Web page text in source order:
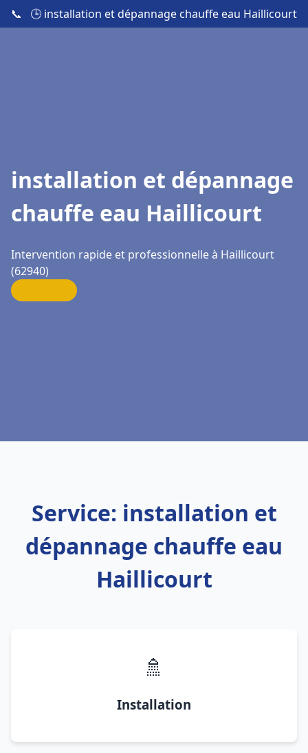
📞 🕒 installation et dépannage chauffe eau Haillicourt
installation et dépannage
chauffe eau Haillicourt
Intervention rapide et professionnelle à Haillicourt
(62940)
Service: installation et
dépannage chauffe eau
Haillicourt
🚿
Installation